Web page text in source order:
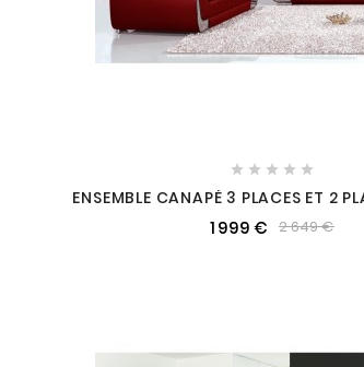
    
ENSEMBLE CANAPÉ 3 PLACES ET 2
AVEC SURPIQURE
1 999 € 2 649 €